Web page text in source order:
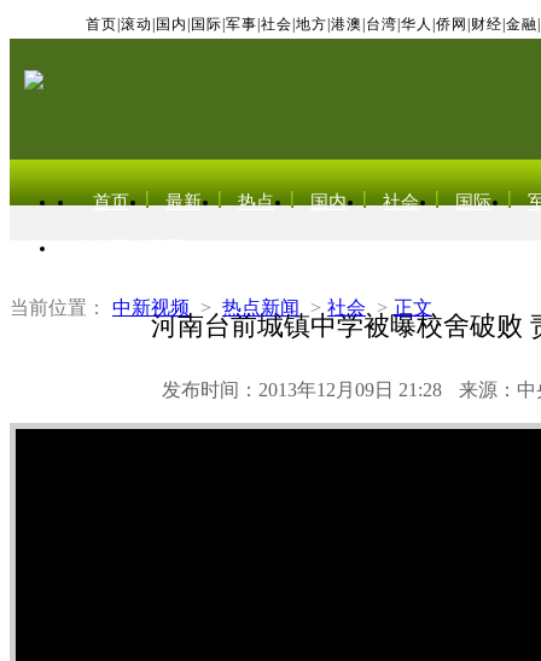
首页 滚动 国内 国际 军事 社会 地方 港澳 台湾 华人 侨网 财经 金融
首页 最新 热点 国内 社会 国际
当前位置： 中新视频 > 热点新闻 > 社会 > 正文
河南台前城镇中学被曝校舍破败
发布时间：2013年12月09日 21:28 来源：中